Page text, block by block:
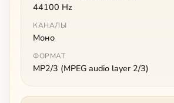
44100 Hz
КАНАЛЫ
Моно
ФОРМАТ
MP2/3 (MPEG audio layer 2/3)